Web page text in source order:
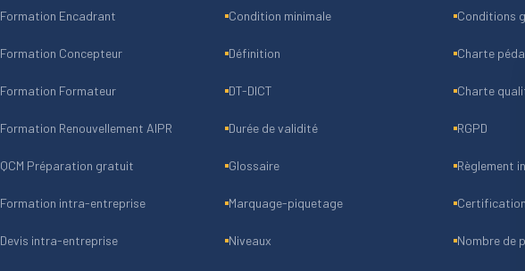
Formation Encadrant
Formation Concepteur
Formation Formateur
Formation Renouvellement AIPR
QCM Préparation gratuit
Formation intra-entreprise
Devis intra-entreprise
Condition minimale
Définition
DT-DICT
Durée de validité
Glossaire
Marquage-piquetage
Niveaux
Conditions
Charte
Charte
RGPD
Règlement
Nombre de